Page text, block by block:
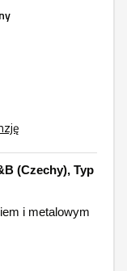
(Czechy), Typ
i metalowym